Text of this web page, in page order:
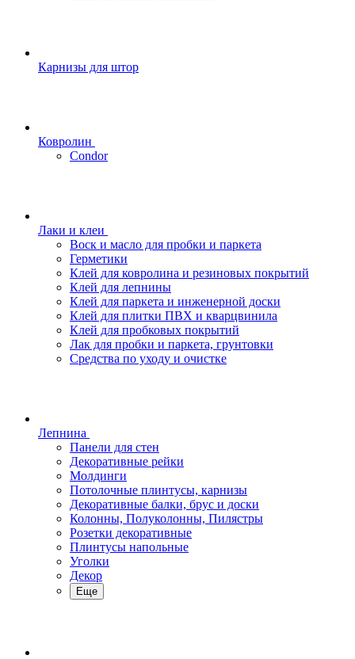
Карнизы для штор
Ковролин
Condor
Лаки и клеи
Воск и масло для пробки и паркета
Герметики
Клей для ковролина и резиновых покрытий
Клей для лепнины
Клей для паркета и инженерной доски
Клей для плитки ПВХ и кварцвинила
Клей для пробковых покрытий
Лак для пробки и паркета, грунтовки
Средства по уходу и очистке
Лепнина
Панели для стен
Декоративные рейки
Молдинги
Потолочные плинтусы, карнизы
Декоративные балки, брус и доски
Колонны, Полуколонны, Пилястры
Розетки декоративные
Плинтусы напольные
Уголки
Декор
Еще